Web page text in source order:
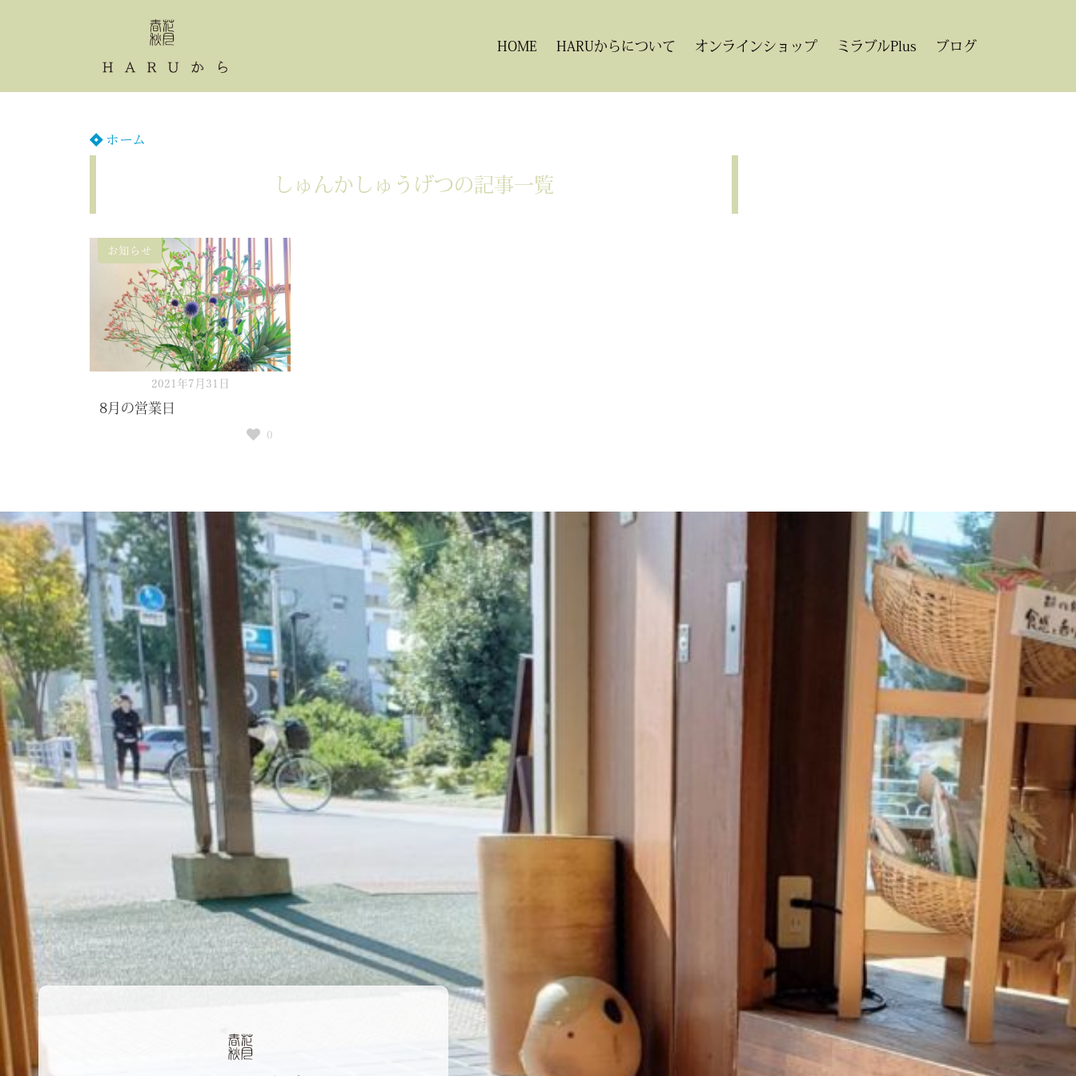
HOME HARUからについて オンラインショップ ミラブルPlus ブログ
ホーム
しゅんかしゅうげつの記事一覧
お知らせ
2021年7月31日
8月の営業日
0